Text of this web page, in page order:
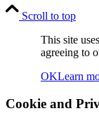
Scroll to top
This site
agreeing to
OKLearn
Cookie and